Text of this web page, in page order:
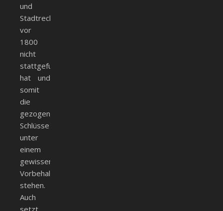
und
Stadtrechnungen
vor
1800
nicht
stattgefunden
hat und
somit
die
gezogenen
Schlüsse
unter
einem
gewissen
Vorbehalt
stehen.
Auch